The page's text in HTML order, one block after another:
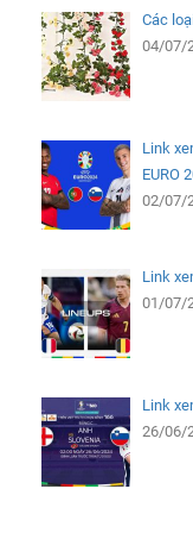
Các
04/07/
Link
EURO
02/07/
Link
01/07/
Link
26/06/